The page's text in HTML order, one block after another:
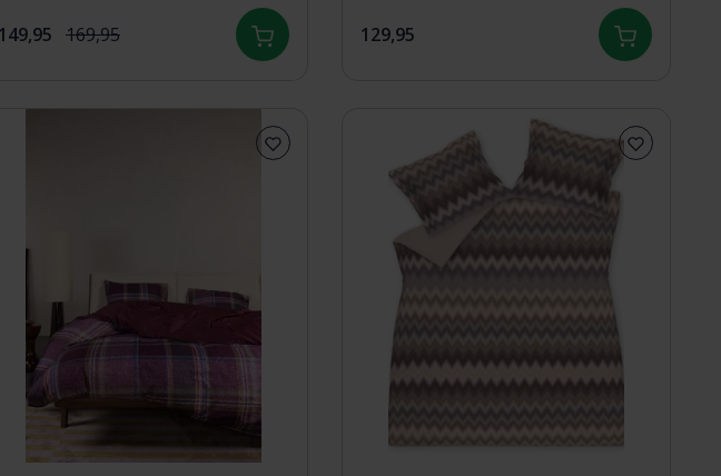
149,95 169,95
129,95